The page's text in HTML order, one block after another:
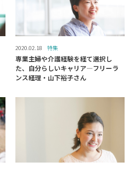
2020.02.18 特集
専業主婦や介護経験を経て選択し
た、自分らしいキャリア―フリーラ
ンス経理・山下裕子さん